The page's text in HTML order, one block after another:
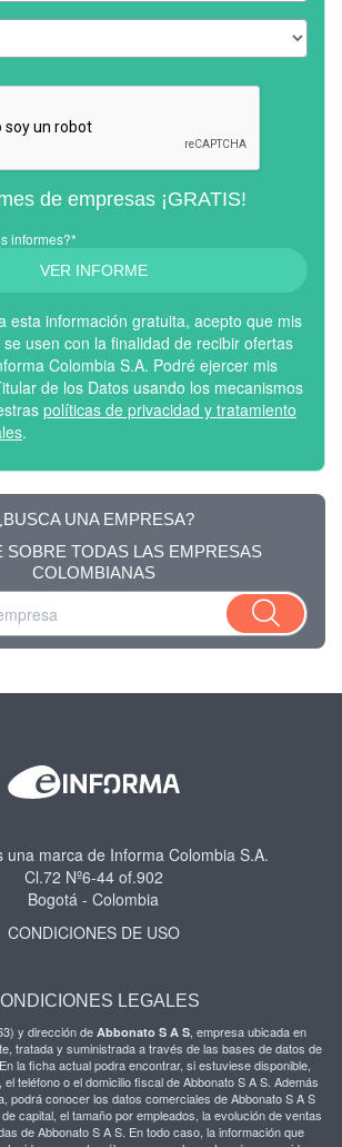
de empresas ¡GRATIS!
informes?*
VER INFORME
esta información gratuita, acepto que mis
usen con la finalidad de recibir ofertas
Colombia S.A. Podré ejercer mis
de los Datos usando los mecanismos
políticas de privacidad y tratamiento
.
UNA EMPRESA?
SOBRE TODAS LAS EMPRESAS
COLOMBIANAS
una marca de Informa Colombia S.A.
Cl.72 Nº6-44 of.902
Bogotá - Colombia
CONDICIONES DE USO
LEGALES
y dirección de Abbonato S A S
tratada y suministrada a través de las bases de datos de
la ficha actual podra encontrar, si estuviese disponible,
o el domicilio fiscal de Abbonato S A S. Además
podrá conocer los datos comerciales de Abbonato S A S
capital, el tamaño por empleados, la evolución de ventas
A S. En todo caso, la información que